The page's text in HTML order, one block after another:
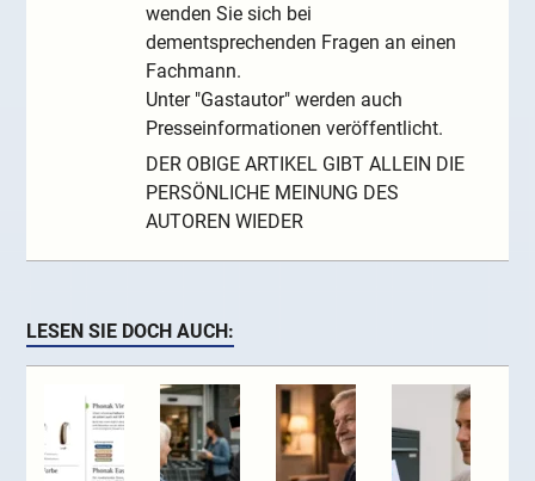
wenden Sie sich bei
dementsprechenden Fragen an einen
Fachmann.
Unter "Gastautor" werden auch
Presseinformationen veröffentlicht.
DER OBIGE ARTIKEL GIBT ALLEIN DIE
PERSÖNLICHE MEINUNG DES
AUTOREN WIEDER
LESEN SIE DOCH AUCH: